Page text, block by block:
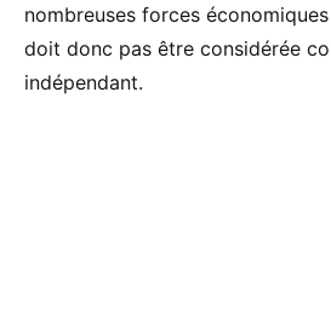
nombreuses forces
doit donc pas être considérée
indépendant.